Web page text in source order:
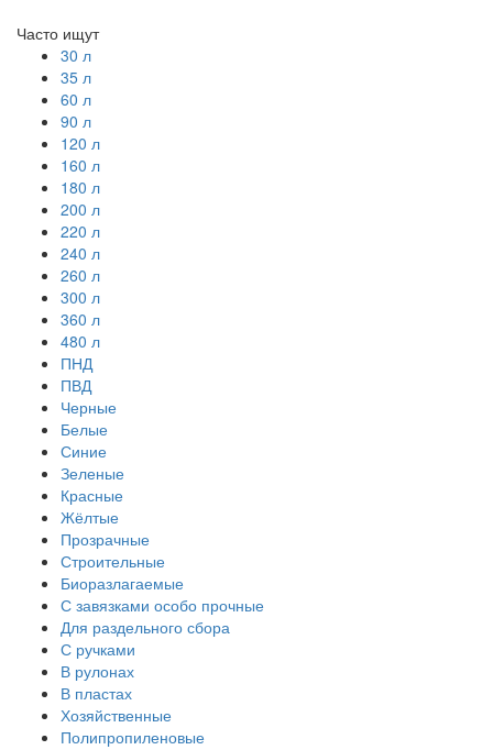
Часто ищут
30 л
35 л
60 л
90 л
120 л
160 л
180 л
200 л
220 л
240 л
260 л
300 л
360 л
480 л
ПНД
ПВД
Черные
Белые
Синие
Зеленые
Красные
Жёлтые
Прозрачные
Строительные
Биоразлагаемые
С завязками особо прочные
Для раздельного сбора
С ручками
В рулонах
В пластах
Хозяйственные
Полипропиленовые